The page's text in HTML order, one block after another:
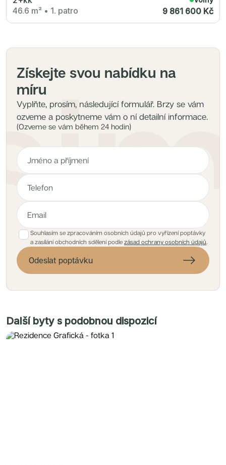
46.6 m² • 1. patro 9 861 600 Kč
Získejte svou nabídku na
míru
Vyplňte, prosím, následující formulář. Brzy se vám
ozveme a poskytneme vám o ní detailní informace.
(Ozveme se vám během 24 hodin)
Souhlasím se zpracováním osobních údajů pro vyřízení poptávky
a zasílání obchodních sdělení podle zásad ochrany osobních údajů.
Odeslat poptávku
Další byty s podobnou dispozicí